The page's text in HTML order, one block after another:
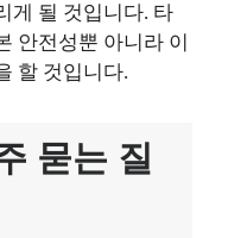
게 될 것입니다. 타
안전성뿐 아니라 이
할 것입니다.
묻는 질